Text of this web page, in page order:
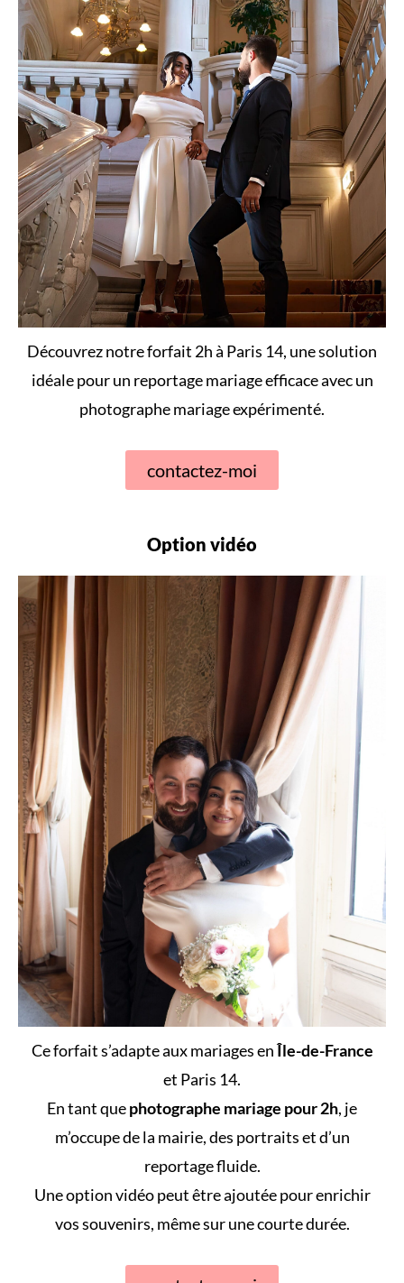
Découvrez notre forfait 2h à Paris 14, une solution
idéale pour un reportage mariage efficace avec un
photographe mariage expérimenté.
contactez-moi
Option vidéo
Ce forfait s’adapte aux mariages enÎle-de-France
et Paris 14.
En tant quephotographe mariage pour 2h, je
m’occupe de la mairie, des portraits et d’un
reportage fluide.
Une option vidéo peut être ajoutée pour enrichir
vos souvenirs, même sur une courte durée.